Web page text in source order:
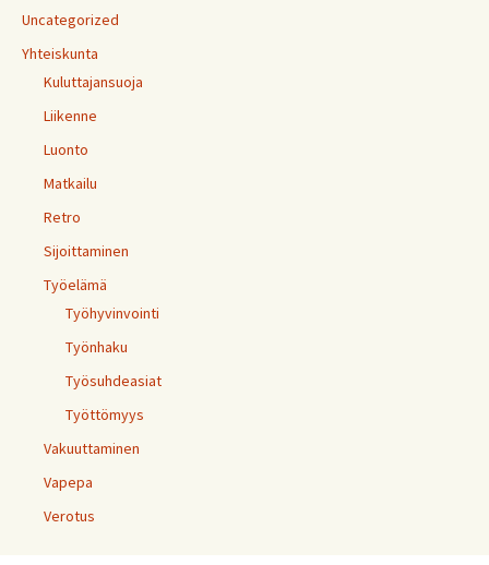
Uncategorized
Yhteiskunta
Kuluttajansuoja
Liikenne
Luonto
Matkailu
Retro
Sijoittaminen
Työelämä
Työhyvinvointi
Työnhaku
Työsuhdeasiat
Työttömyys
Vakuuttaminen
Vapepa
Verotus